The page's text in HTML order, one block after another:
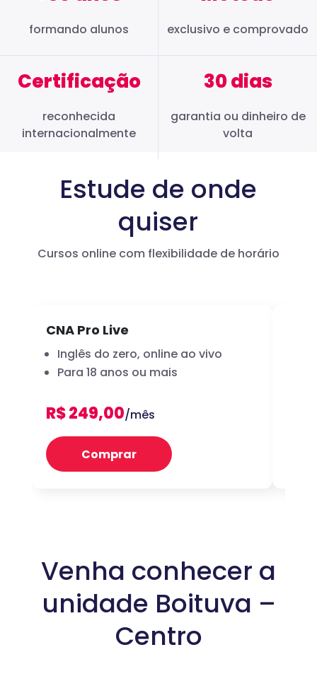
formando alunos exclusivo e comprovado
Certificação
reconhecida
internacionalmente
30 dias
garantia ou dinheiro de
volta
Estude de onde
quiser
Cursos online com flexibilidade de horário
CNA Pro Live
Inglês do zero, online ao vivo
Para 18 anos ou mais
R$ 249,00/mês
Comprar
Venha conhecer a
unidade Boituva –
Centro